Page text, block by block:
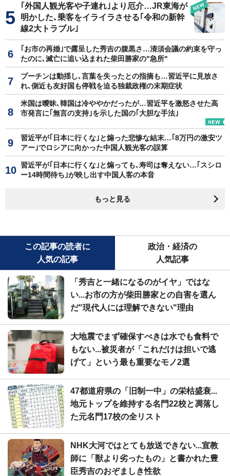
｢外国人観光客や子連れ｣より厄介…JR東海が
明かした､乗客をイライラさせる｢令和の新幹
線2大トラブル｣
｢お市の再婚｣で露呈した秀吉の腹黒さ…清須会議の約束を守っ
たのに､滅亡に追い込まれた柴田勝家の"急所"
プーチンは動揺し､言葉を失ったとの指摘も…習近平に見放さ
れ､側近も友好国も停戦を迫る独裁政権の末期症状
米国は曖昧､韓国は冷ややかだったが…習近平を激怒させた高
市発言に｢無言の支持｣を示した国の｢大胆な手法｣
習近平が｢日本に行くな｣と煽った悲惨な結末…｢8万円の激安ツ
アー｣でロシアに向かった中国人観光客の誤算
習近平が｢日本に行くな｣と煽っても､寿司は奪えない…｢スシロ
ー14時間待ち｣が映し出す中国人客の本音
もっと見る
この記事の読者に
人気の記事
政治・経済の
人気記事
「秀吉と一緒になるのがイヤ」ではな
い...お市の方が柴田勝家との自害を選ん
だ"現代人には理解できない"理由
大地震でまず確保すべきは水でも食料で
もない...被災者が「これだけは担いで逃
げて」という最も重要なモノ2選
47都道府県の「旧制一中」の栄枯盛衰...
地元トップを維持する名門22校と凋落し
た元名門17校の全リスト
NHK大河ではとても放送できない...宣教
師に「獣より劣ったもの」と書かれた豊
臣秀吉のおぞましき性欲